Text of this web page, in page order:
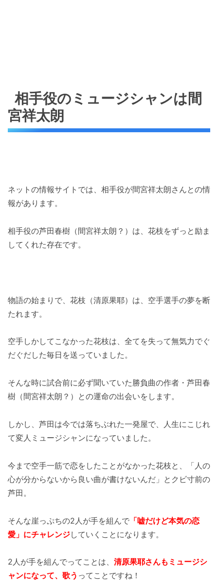
相手役のミュージシャンは間
宮祥太朗
ネットの情報サイトでは、相手役が間宮祥太朗さんとの情
報があります。
相手役の芦田春樹（間宮祥太朗？）は、花枝をずっと励ま
してくれた存在です。
物語の始まりで、花枝（清原果耶）は、空手選手の夢を断
たれます。
空手しかしてこなかった花枝は、全てを失って無気力でぐ
だぐだした毎日を送っていました。
そんな時に試合前に必ず聞いていた勝負曲の作者・芦田春
樹（間宮祥太朗？）との運命の出会いをします。
しかし、芦田は今では落ちぶれた一発屋で、人生にこじれ
て変人ミュージシャンになっていました。
今まで空手一筋で恋をしたことがなかった花枝と、「人の
心が分からないから良い曲が書けないんだ」とクビ寸前の
芦田。
そんな崖っぷちの2人が手を組んで 「嘘だけど本気の恋
愛」にチャレンジしていくことになります。
2人が手を組んでってことは、 清原果耶さんもミュージシ
ャンになって、歌う ってことですね！